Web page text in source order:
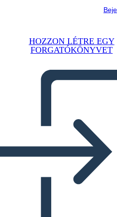
HOZZON LÉTRE EGY
FORGATÓKÖNYVET